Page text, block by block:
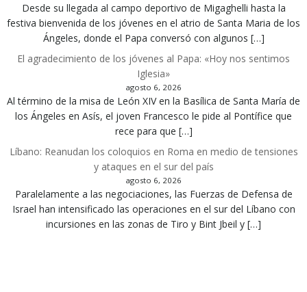
Desde su llegada al campo deportivo de Migaghelli hasta la
festiva bienvenida de los jóvenes en el atrio de Santa Maria de los
Ángeles, donde el Papa conversó con algunos […]
El agradecimiento de los jóvenes al Papa: «Hoy nos sentimos
Iglesia»
agosto 6, 2026
Al término de la misa de León XIV en la Basílica de Santa María de
los Ángeles en Asís, el joven Francesco le pide al Pontífice que
rece para que […]
Líbano: Reanudan los coloquios en Roma en medio de tensiones
y ataques en el sur del país
agosto 6, 2026
Paralelamente a las negociaciones, las Fuerzas de Defensa de
Israel han intensificado las operaciones en el sur del Líbano con
incursiones en las zonas de Tiro y Bint Jbeil y […]